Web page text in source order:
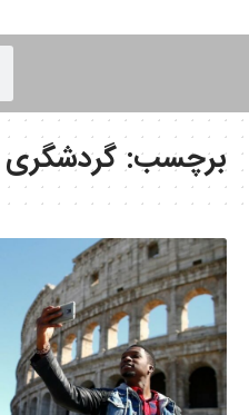
برچسب:گردشگری